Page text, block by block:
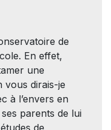
de
En effet,
une
vous dirais-je
à l’envers en
parents de lui